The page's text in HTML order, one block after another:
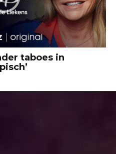
taboes in